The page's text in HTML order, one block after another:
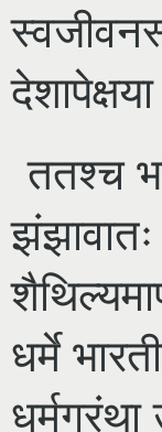
ततश्च
झंझावातः
धर्मे